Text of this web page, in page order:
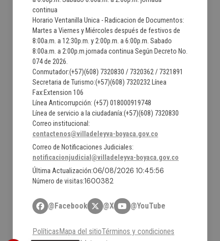
continua
Horario Ventanilla Unica - Radicacion de Documentos:
Martes a Viernes y Miércoles después de festivos de
8:00a.m. a 12:30p.m. y 2:00p.m. a 6:00p.m. Sabado
8:00a.m. a 2:00p.m.jornada continua Según Decreto No.
074 de 2026.
Conmutador:(+57)(608) 7320830 / 7320362 / 7321891
Secretaria de Turismo:(+57)(608) 7320232 Línea
Fax:Extension 106
Línea Anticorrupción: (+57) 018000919748
Línea de servicio a la ciudadanía:(+57)(608) 7320830
Correo institucional:
contactenos@villadeleyva-boyaca.gov.co
Correo de Notificaciones Judiciales:
notificacionjudicial@villadeleyva-boyaca.gov.co
Última Actualización:06/08/2026 10:45:56
Número de visitas:1600382
@Facebook @X @YouTube
PolíticasMapa del sitioTérminos y condiciones